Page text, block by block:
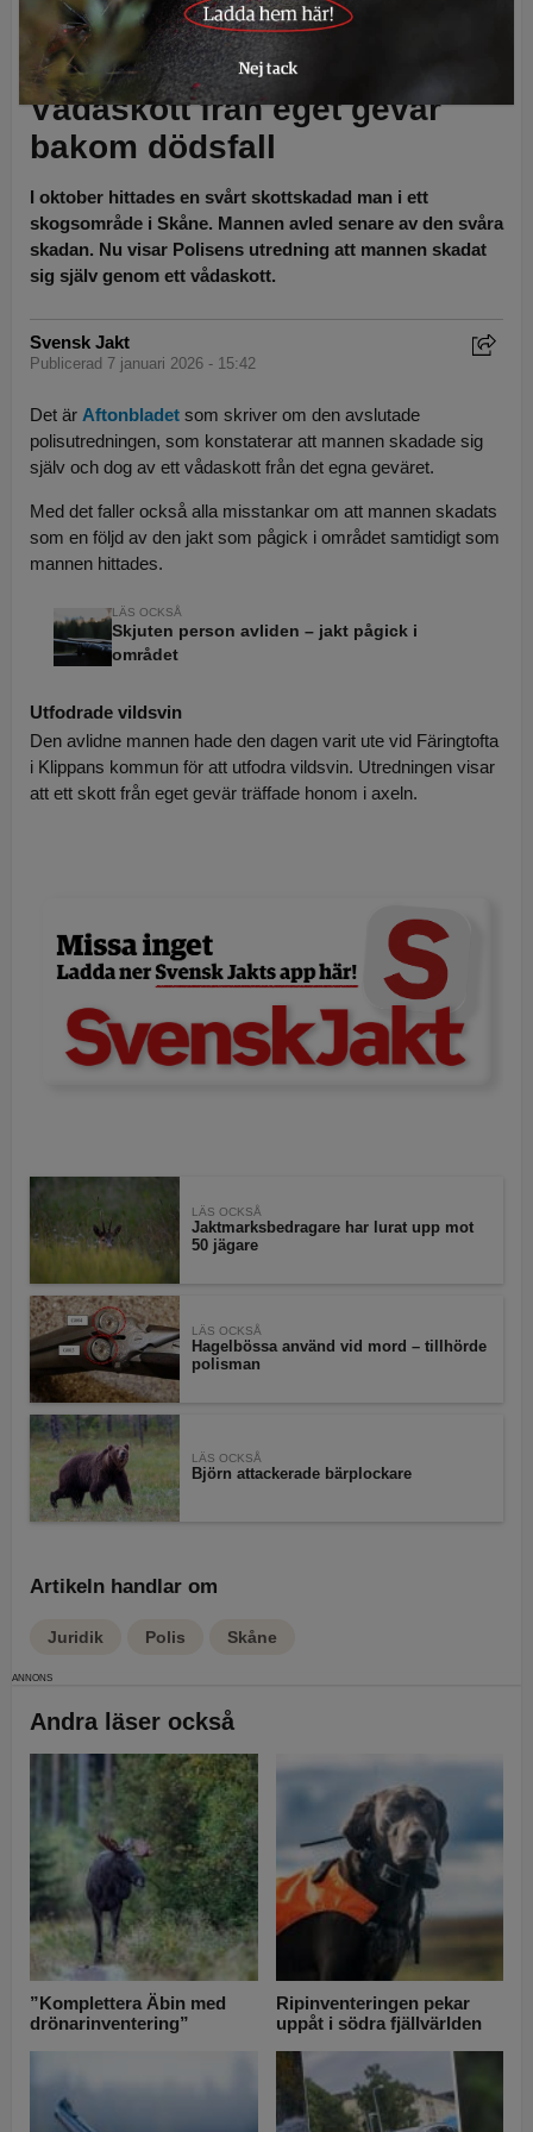
Polisutredningen slår fast att mannen dog av ett vådaskott från det egna
geväret. Foto: Kristoffer Pettersson
Vådaskott från eget gevär
bakom dödsfall
I oktober hittades en svårt skottskadad man i ett
skogsområde i Skåne. Mannen avled senare av den svåra
skadan. Nu visar Polisens utredning att mannen skadat
sig själv genom ett vådaskott.
Svensk Jakt
Publicerad 7 januari 2026 - 15:42
Det är Aftonbladet som skriver om den avslutade
polisutredningen, som konstaterar att mannen skadade sig
själv och dog av ett vådaskott från det egna geväret.
Med det faller också alla misstankar om att mannen skadats
som en följd av den jakt som pågick i området samtidigt som
mannen hittades.
Skjuten person avliden – jakt pågick i
området
Utfodrade vildsvin
Den avlidne mannen hade den dagen varit ute vid Färingtofta
i Klippans kommun för att utfodra vildsvin. Utredningen visar
att ett skott från eget gevär träffade honom i axeln.
LÄS OCKSÅ
Jaktmarksbedragare har lurat upp mot
50 jägare
LÄS OCKSÅ
Hagelbössa använd vid mord – tillhörde
polisman
LÄS OCKSÅ
Björn attackerade bärplockare
Artikeln handlar om
Juridik Polis Skåne
Andra läser också
”Komplettera Äbin med
drönarinventering”
Ripinventeringen pekar
uppåt i södra fjällvärlden